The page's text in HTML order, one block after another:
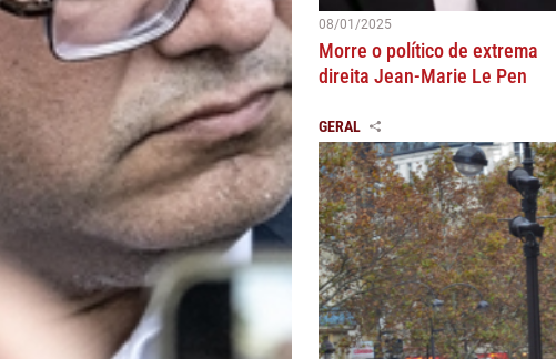
08/01/2025
Morre o político de extrema
direita Jean-Marie Le Pen
GERAL